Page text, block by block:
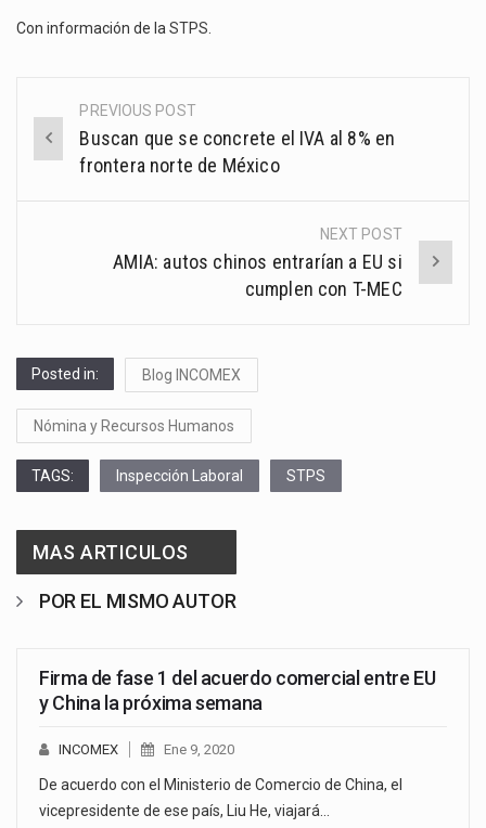
Con información de laSTPS.
Post
navigation
PREVIOUS POST
Buscan que se concrete el IVA al 8% en
frontera norte de México
NEXT POST
AMIA: autos chinos entrarían a EU si
cumplen con T-MEC
Posted in: Blog INCOMEX
Nómina y Recursos Humanos
TAGS: Inspección Laboral STPS
MAS ARTICULOS
POR EL MISMO AUTOR
Firma de fase 1 del acuerdo comercial entre EU
y China la próxima semana
INCOMEX Ene 9, 2020
De acuerdo con el Ministerio de Comercio de China, el
vicepresidente de ese país, Liu He, viajará…